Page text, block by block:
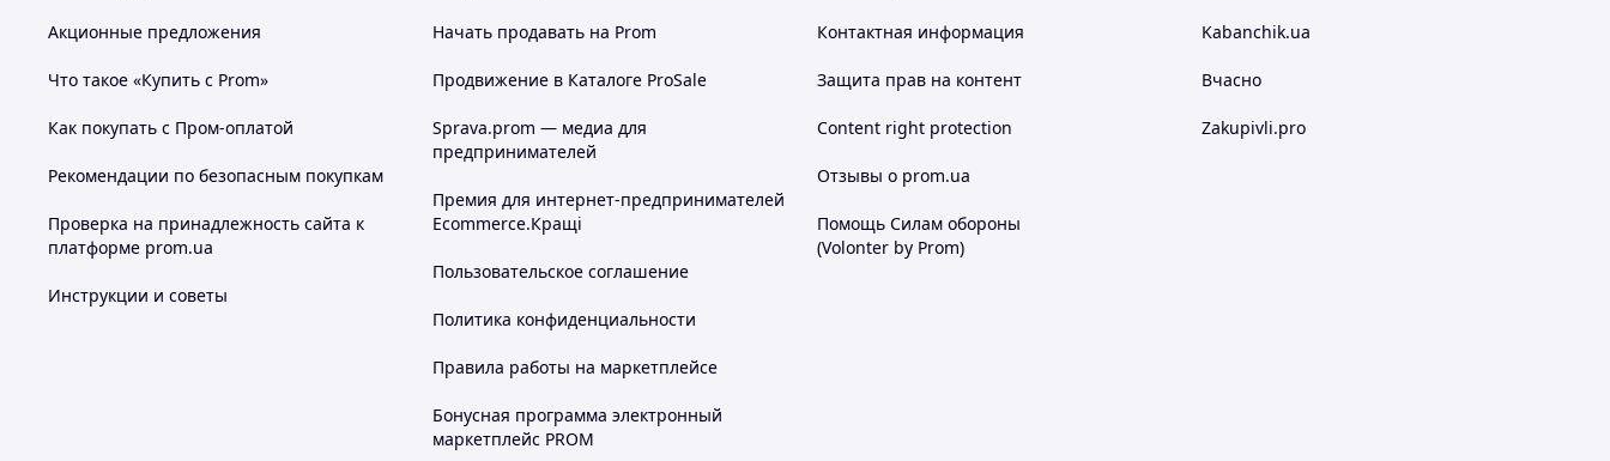
Акционные предложения
Что такое «Купить с Prom»
Как покупать с Пром-оплатой
Рекомендации по безопасным покупкам
Проверка на принадлежность сайта к
платформе prom.ua
Инструкции и советы
Начать продавать на Prom
Продвижение в Каталоге ProSale
Sprava.prom — медиа для
предпринимателей
Премия для интернет-предпринимателей
Ecommerce.Кращі
Пользовательское соглашение
Политика конфиденциальности
Правила работы на маркетплейсе
Бонусная программа электронный
маркетплейс PROM
Контактная информация
Защита прав на контент
Content right protection
Отзывы о prom.ua
Помощь Силам обороны
(Volonter by Prom)
Kabanchik.ua
Вчасно
Zakupivli.pro